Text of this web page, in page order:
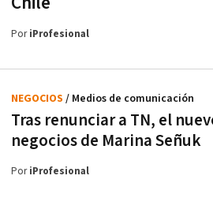
PoriProfesional
Tras renunciar a TN, el
negocios de Marina Señuk
NEGOCIOS / Medios de comunicación
PoriProfesional